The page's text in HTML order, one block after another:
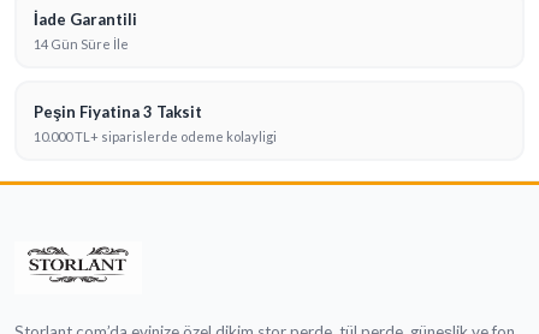
İade Garantili
14 Gün Süre İle
Peşin Fiyatina 3 Taksit
10.000 TL+ siparislerde odeme kolayligi